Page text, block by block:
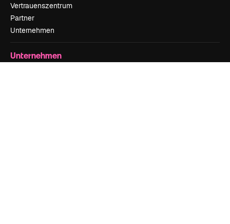
Vertrauenszentrum
Partner
Unternehmen
Unternehmen